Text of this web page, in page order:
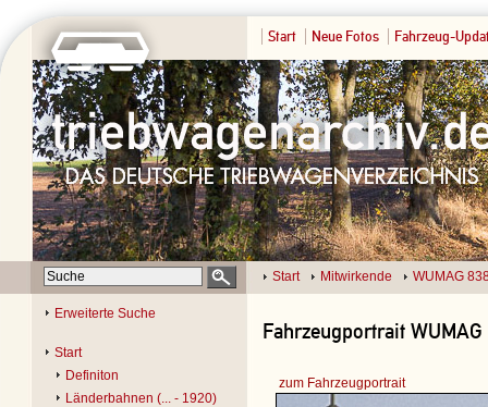
Start Neue Fotos Fahrzeug-
Start Mitwirkende WUMAG
Erweiterte Suche
Start
Definiton
Länderbahnen (... - 1920)
Fahrzeugportrait WUMAG
zum Fahrzeugportrait